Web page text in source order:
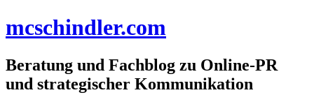
Inhalt
mcschindler.com
Beratung und Fachblog zu Online-PR
und strategischer Kommunikation